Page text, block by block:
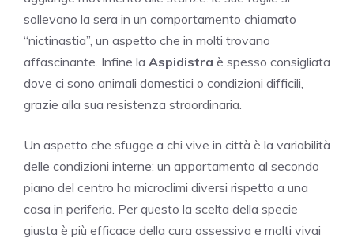
sollevano la sera in un comportamento chiamato
“nictinastia”, un aspetto che in molti trovano
affascinante. Infine la Aspidistra è spesso consigliata
dove ci sono animali domestici o condizioni difficili,
grazie alla sua resistenza straordinaria.
Un aspetto che sfugge a chi vive in città è la variabilità
delle condizioni interne: un appartamento al secondo
piano del centro ha microclimi diversi rispetto a una
casa in periferia. Per questo la scelta della specie
giusta è più efficace della cura ossessiva e molti vivai